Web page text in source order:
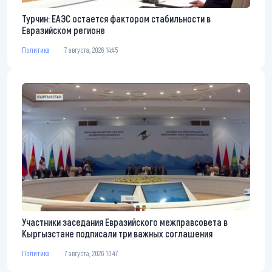
Турчин: ЕАЭС остается фактором стабильности в
Евразийском регионе
Политика 7 августа, 2026 14:45
Участники заседания Евразийского межправсовета в
Кыргызстане подписали три важных соглашения
Политика 7 августа, 2026 10:47